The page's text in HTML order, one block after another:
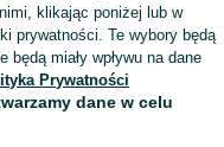
klikając poniżej lub w
prywatności. Te wybory będą
miały wpływu na dane
Prywatności
dane w celu